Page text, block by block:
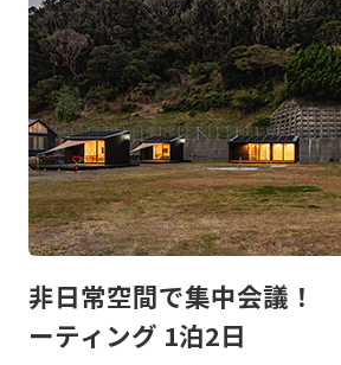
非日常空間で集中会議！
ーティング 1泊2日